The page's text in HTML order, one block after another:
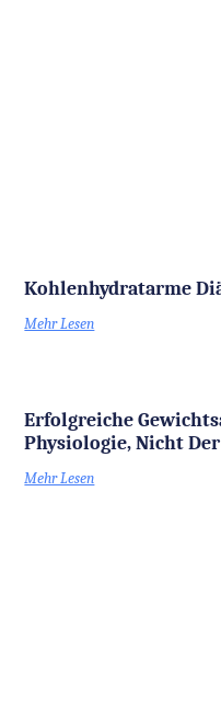
Kohlenhydratarme
Mehr Lesen
Erfolgreiche
Physiologie, Nicht
Mehr Lesen